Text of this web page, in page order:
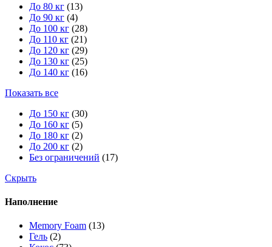
До 80 кг (13)
До 90 кг (4)
До 100 кг (28)
До 110 кг (21)
До 120 кг (29)
До 130 кг (25)
До 140 кг (16)
Показать все
До 150 кг (30)
До 160 кг (5)
До 180 кг (2)
До 200 кг (2)
Без ограничений (17)
Скрыть
Наполнение
Memory Foam (13)
Гель (2)